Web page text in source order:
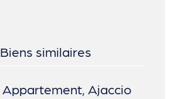
Biens similaires
Appartement, Ajaccio